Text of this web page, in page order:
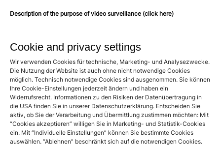
Description of the purpose of video surveillance (click here)
Cookie and privacy settings
Wir verwenden Cookies für technische, Marketing- und Analysezwecke.
Die Nutzung der Website ist auch ohne nicht notwendige Cookies
möglich. Technisch notwendige Cookies sind ausgenommen. Sie können
Ihre Cookie-Einstellungen jederzeit ändern und haben ein
Widerrufsrecht. Informationen zu den Risiken der Datenübertragung in
die USA finden Sie in unserer Datenschutzerklärung. Entscheiden Sie
aktiv, ob Sie der Verarbeitung und Übermittlung zustimmen möchten: Mit
“Cookies akzeptieren” willigen Sie in Marketing- und Statistik-Cookies
ein. Mit “Individuelle Einstellungen” können Sie bestimmte Cookies
auswählen. “Ablehnen” beschränkt sich auf die notwendigen Cookies.
Seating options
Block: 8 persons
Circle of chairs: 10 people
Special features
Two accessible balconies